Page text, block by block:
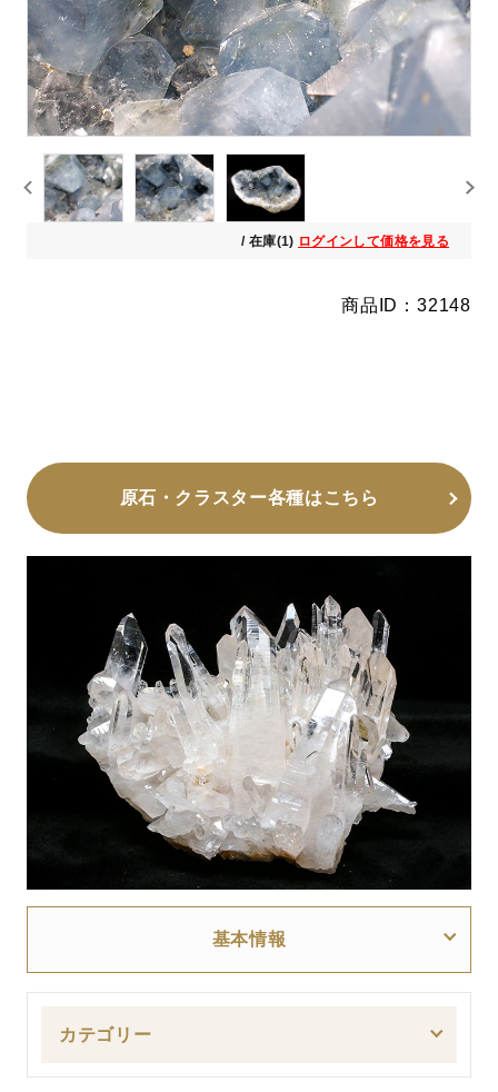
原石・クラスター各種はこちら
基本情報
カテゴリー
/ 在庫(1) ログインして価格を見る
商品ID：32148